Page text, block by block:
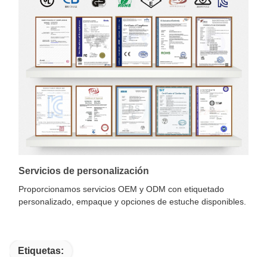
Servicios de personalización
Proporcionamos servicios OEM y ODM con etiquetado
personalizado, empaque y opciones de estuche disponibles.
Etiquetas: